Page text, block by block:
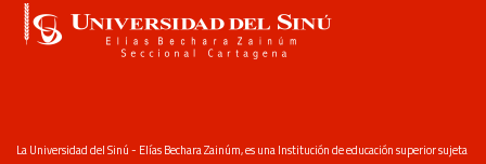
La Universidad del Sinú - Elías Bechara Zainúm, es una Institución de educación superior sujeta